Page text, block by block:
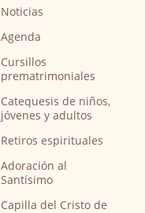
Noticias
Agenda
Cursillos
prematrimoniales
Catequesis de niños,
jóvenes y adultos
Retiros espirituales
Adoración al
Santísimo
Capilla del Cristo de